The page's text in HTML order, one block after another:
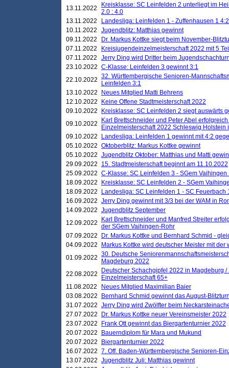
13.11.2022
Kreisklasse: SC Leinfelden 2 unterliegt im
2.0 : 4.0
13.11.2022
Landesliga: Leinfelden 1 - Zuffenhausen 1 4:2
10.11.2022
Jugendblitz: Matthias gewinnt
09.11.2022
Dr. Markus Kottke siegt beim November-
07.11.2022
Kreisjugendeinzelmeisterschaft 2022 mit 5
07.11.2022
Jerry Ding wird Dritter beim
23.10.2022 C-Klasse: Leinfelden 3 gewinnt 3:1
22.10.2022 32. Württembergische Senioren-
Leinfelden 3:1
13.10.2022
Neues Mitglied Matti Behrens
12.10.2022
Keine Offene Stadtmeisterschaft 2022
09.10.2022
Kreisklasse: SC Leinfelden 2 siegt auswärts
09.10.2022
Karl Brettschneider und Peter Abel
Einzelmeisterschaft 2022 Schleswig Holstein
09.10.2022
Landesliga: Leinfelden 1 gewinnt mit 4:2
05.10.2022 Oktoberblitz: Markus Kottke gewinnt
05.10.2022 Jugendblitz Oktober: Matthias und Matti
29.09.2022
15. Stadtmeisterschaft beginnt am 11.10.2022
25.09.2022 C-Klasse: SC Leinfelden 3 - SGem Vaihingen
18.09.2022
Kreisklasse: SC Leinfelden 2 - SGem
18.09.2022
Landesliga: SC Leinfelden 1 - SC Feuerbach
16.09.2022 Jerry Ding gewinnt mit 3/3 bei der WAM in
14.09.2022 Jugendblitz September
12.09.2022
Karl Brettschneider und Manfred Streiter
der SGem Vaihingen-Rohr
07.09.2022
Dr. Markus Kottke und Bernhard Schmid -
04.09.2022
Markus Kottke wird deutscher Meister mit
01.09.2022 30. Deutsche
Magdeburg 2022
22.08.2022
Deutscher Schachgipfel 2022 in Magdeburg
Einzelmeisterschaft 65+
11.08.2022
Neues Mitglied Maximilian Baier
03.08.2022
Bernhard Schmid gewinnt das August-
31.07.2022 Jerry Ding wird Zwölfter beim
27.07.2022
Dr. Markus Kottke neuer Vereinsmeister 2022
23.07.2022
Frank Ott gewinnt das Biergartenturnier 2022
20.07.2022
Bauerndiplom für Mara und Mukund
20.07.2022
Biergartenturnier 2022
16.07.2022 7. Off. Baden-Württembergische Senioren-
13.07.2022 Jugendblitz Juli: Matthias gewinnt